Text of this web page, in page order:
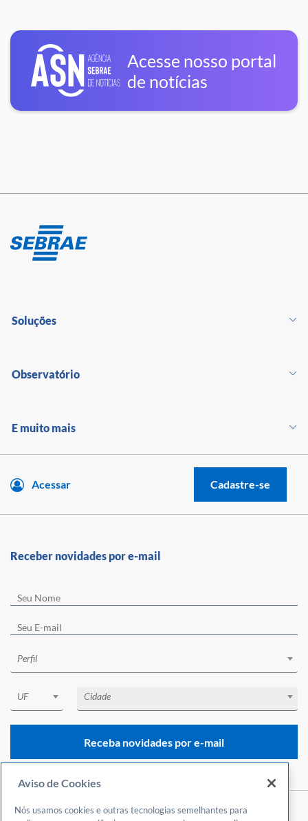
Acesse nosso portal
de notícias
Soluções
Observatório
E muito mais
Acessar Cadastre-se
Receber novidades por e-mail
Perfil
UF Cidade
Receba novidades por e-mail
Aviso de Cookies
Nós usamos cookies e outras tecnologias semelhantes para